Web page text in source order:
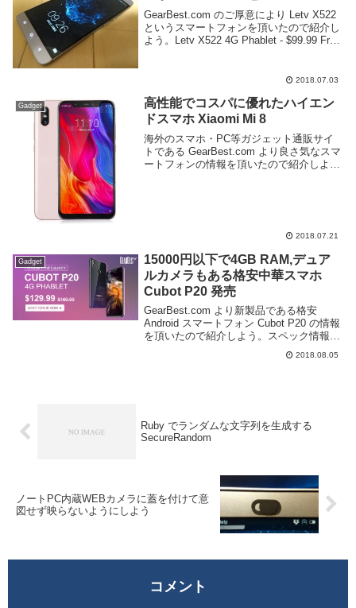
GearBest.com のご厚意により Letv X522
というスマートフォンを頂いたので紹介し
よう。Letv X522 4G Phablet - $99.99 Free
2018.07.03
Gadget
高性能でコスパに優れたハイエン
ドスマホ Xiaomi Mi 8
海外のスマホ・PC等ガジェット通販サイ
トである GearBest.com より良さ気なスマ
ートフォンの情報を頂いたので紹介しよ
2018.07.21
Gadget
15000円以下で4GB RAM,デュア
ルカメラもある格安中華スマホ
Cubot P20 発売
GearBest.com より新製品である格安
Android スマートフォン Cubot P20 の情報
を頂いたので紹介しよう。スペック情報を
見てみよう。OSAndroid 8.0CPUMT6750T
2018.08.05
Ruby でランダムな文字列を生成する
SecureRandom
ノートPC内蔵WEBカメラに蓋を付けて意
図せず映らないようにしよう
コメント